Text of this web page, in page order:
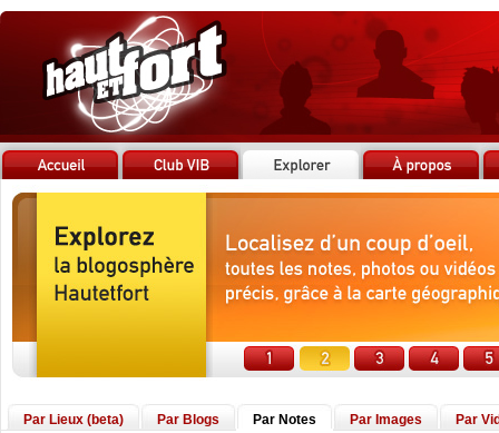
Par Lieux (beta) Par Blogs Par Notes Par Images Par